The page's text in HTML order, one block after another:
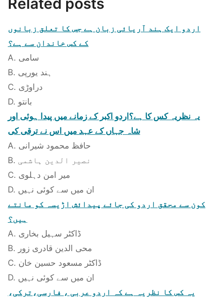
اردو ایک ہند آریائی زبان ہے جس کا تعلق زبانوں
کے کس خاندان سے ہے؟
A. سامی
B. ہند یورپی
C. دراوڑی
D. بانتو
یہ نظریہ کس کا ہے؟اردو اکبر کے زمانے میں پیدا ہوئی اور
شاہ جہاں کے عہد میں اس نے ترقی کی
A. حافظ محمود شیرانی
B. نصیر الدین ہاشمی
C. میر امن دہلوی
D. ان میں سے کوئی نہیں
کون سے محقق اردو کی جائے پیدائش اڑیسہ کو مانتے
ہیں؟
A. ڈاکٹر سہیل بخاری
B. محی الدین قادری زور
C. ڈاکٹر مسعود حسین خان
D. ان میں سے کوئی نہیں
یہ کس کا نظریہ ہے کہ اردو عربی ، فارسی،ترکی،